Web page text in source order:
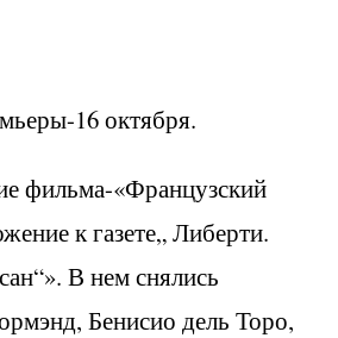
16 октября.
фильма-«Французский
к газете„ Либерти.
В нем снялись
Бенисио дель Торо,